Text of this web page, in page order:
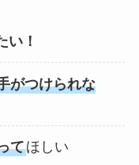
い！
がつけられな
てほしい